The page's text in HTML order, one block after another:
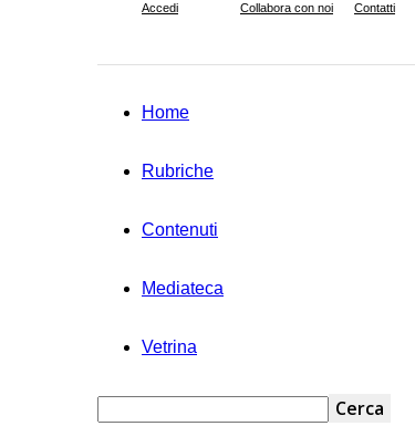
Accedi Collabora con noi Contatti
Home
Rubriche
Contenuti
Mediateca
Vetrina